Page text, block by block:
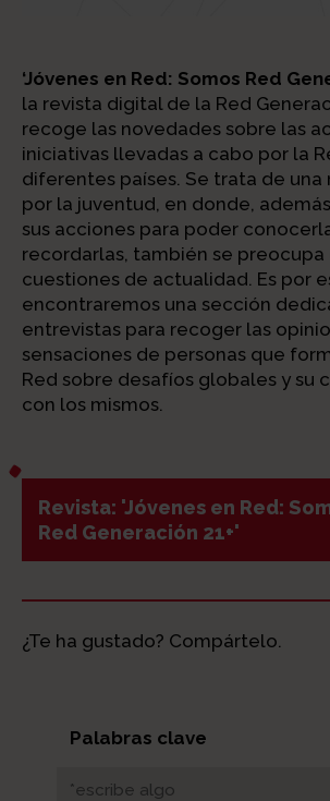
‘Jóvenes en Red: Somos Red
la revista digital de la Red
recoge las novedades sobre las
iniciativas llevadas a cabo por la
diferentes países. Se trata de una
por la juventud, en donde,
sus acciones para poder
recordarlas, también se preocupa
cuestiones de actualidad. Es por
encontraremos una sección
entrevistas para recoger las
sensaciones de personas que
Red sobre desafíos globales y su
con los mismos.
Revista: 'Jóvenes en Red:
Red Generación 21+'
¿Te ha gustado? Compártelo.
Palabras clave